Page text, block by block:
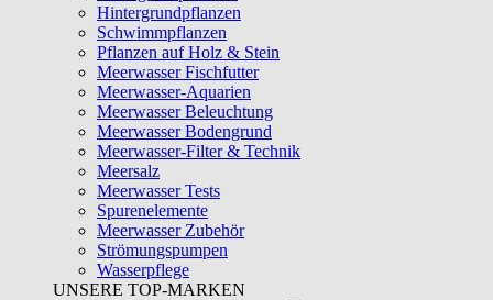
Hintergrundpflanzen
Schwimmpflanzen
Pflanzen auf Holz & Stein
Meerwasser Fischfutter
Meerwasser-Aquarien
Meerwasser Beleuchtung
Meerwasser Bodengrund
Meerwasser-Filter & Technik
Meersalz
Meerwasser Tests
Spurenelemente
Meerwasser Zubehör
Strömungspumpen
Wasserpflege
UNSERE TOP-MARKEN